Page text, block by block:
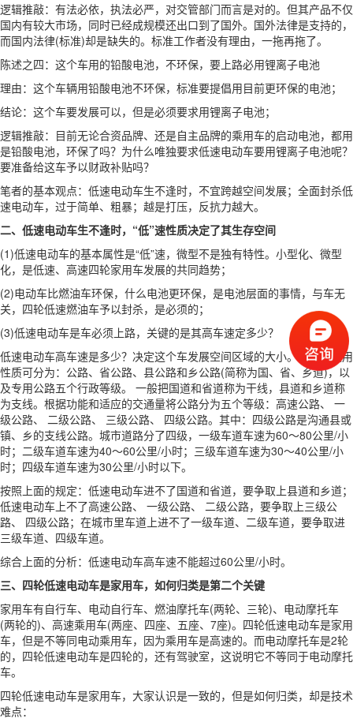
逻辑推敲：有法必依，执法必严，对交管部门而言是对的。但其产品不仅
国内有较大市场，同时已经成规模还出口到了国外。国外法律是支持的，
而国内法律(标准)却是缺失的。标准工作者没有理由，一拖再拖了。
陈述之四：这个车用的铅酸电池，不环保，要上路必用锂离子电池
理由：这个车辆用铅酸电池不环保，标准要提倡用目前更环保的电池；
结论：这个车要发展可以，但是必须要求用锂离子电池；
逻辑推敲：目前无论合资品牌、还是自主品牌的乘用车的启动电池，都用
是铅酸电池，环保了吗？为什么唯独要求低速电动车要用锂离子电池呢？
要准备给这车予以财政补贴吗？
笔者的基本观点：低速电动车生不逢时，不宜跨越空间发展；全面封杀低
速电动车，过于简单、粗暴；越是打压，反抗力越大。
二、低速电动车生不逢时，“低”速性质决定了其生存空间
(1)低速电动车的基本属性是“低”速，微型不是独有特性。小型化、微型
化，是低速、高速四轮家用车发展的共同趋势；
(2)电动车比燃油车环保，什么电池更环保，是电池层面的事情，与车无
关，四轮低速燃油车予以封杀，是必须的；
(3)低速电动车是车必须上路，关键的是其高车速定多少？
低速电动车高车速是多少？决定这个车发展空间区域的大小。公路按使用
性质可分为：公路、省公路、县公路和乡公路(简称为国、省、乡道)，以
及专用公路五个行政等级。 一般把国道和省道称为干线，县道和乡道称
为支线。根据功能和适应的交通量将公路分为五个等级：高速公路、 一
级公路、 二级公路、 三级公路、 四级公路。其中：四级公路是沟通县或
镇、乡的支线公路。城市道路分了四级，一级车道车速为60～80公里/小
时；二级车道车速为40～60公里/小时；三级车道车速为30～40公里/小
时；四级车道车速为30公里/小时以下。
按照上面的规定：低速电动车进不了国道和省道，要争取上县道和乡道；
低速电动车上不了高速公路、 一级公路、 二级公路，要争取上三级公
路、 四级公路；在城市里车道上进不了一级车道、二级车道，要争取进
三级车道、四级车道。
综合上面的分析：低速电动车高车速不能超过60公里/小时。
三、四轮低速电动车是家用车，如何归类是第二个关键
家用车有自行车、电动自行车、燃油摩托车(两轮、三轮)、电动摩托车
(两轮的)、高速乘用车(两座、四座、五座、7座)。四轮低速电动车是家用
车，但是不等同电动乘用车，因为乘用车是高速的。而电动摩托车是2轮
的，四轮低速电动车是四轮的，还有驾驶室，这说明它不等同于电动摩托
车。
四轮低速电动车是家用车，大家认识是一致的，但是如何归类，却是技术
难点：